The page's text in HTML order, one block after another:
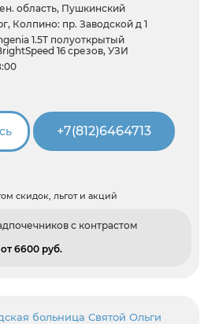
область, Пушкинский
Колпино: пр. Заводской д 1
1.5T полуоткрытый
16 срезов, УЗИ
+7(812)6464713
скидок, льгот и акций
с контрастом
от 6600 pуб.
больница Святой Ольги